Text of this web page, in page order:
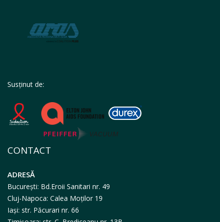
Susținut de:
CONTACT
ADRESĂ
București: Bd.Eroii Sanitari nr. 49
Cluj-Napoca: Calea Moților 19
Iași: str. Păcurari nr. 66